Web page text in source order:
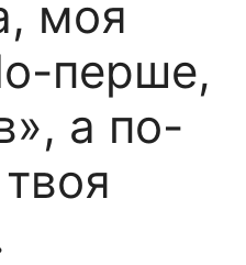
моя
перше,
а по-